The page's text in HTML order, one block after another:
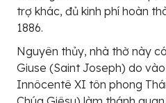
trợ khác, đủ kinh phí hoàn
1886.
Nguyên thủy, nhà thờ này
Giuse (Saint Joseph) do
Innôcentê XI tôn phong